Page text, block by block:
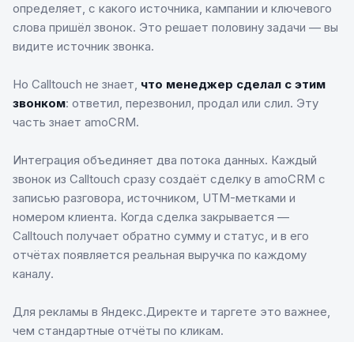
определяет, с какого источника, кампании и ключевого
слова пришёл звонок. Это решает половину задачи — вы
видите источник звонка.
Но Calltouch не знает, что менеджер сделал с этим
звонком: ответил, перезвонил, продал или слил. Эту
часть знает amoCRM.
Интеграция объединяет два потока данных. Каждый
звонок из Calltouch сразу создаёт сделку в amoCRM с
записью разговора, источником, UTM-метками и
номером клиента. Когда сделка закрывается —
Calltouch получает обратно сумму и статус, и в его
отчётах появляется реальная выручка по каждому
каналу.
Для рекламы в Яндекс.Директе и таргете это важнее,
чем стандартные отчёты по кликам.